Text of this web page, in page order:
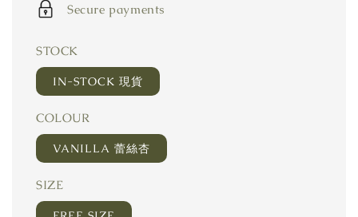
Secure payments
STOCK
IN-STOCK 現貨
COLOUR
VANILLA 蕾絲杏
SIZE